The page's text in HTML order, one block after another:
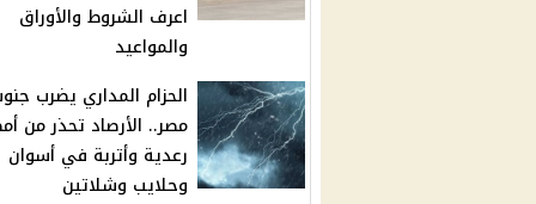
اعرف الشروط والأوراق
والمواعيد
الحزام المداري يضرب
مصر.. الأرصاد تحذر من
رعدية وأتربة في أسوان
وحلايب وشلاتين